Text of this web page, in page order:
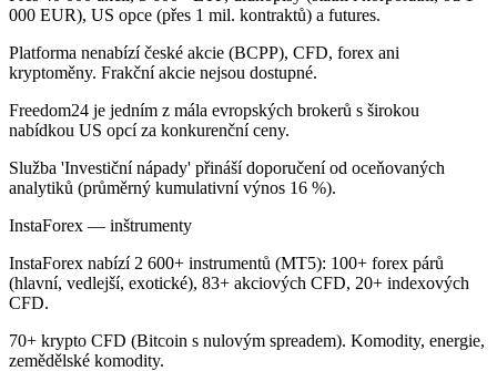
000 EUR), US opce (přes 1 mil. kontraktů) a futures.
Platforma nenabízí české akcie (BCPP), CFD, forex ani
kryptoměny. Frakční akcie nejsou dostupné.
Freedom24 je jedním z mála evropských brokerů s širokou
nabídkou US opcí za konkurenční ceny.
Služba 'Investiční nápady' přináší doporučení od oceňovaných
analytiků (průměrný kumulativní výnos 16 %).
InstaForex — inštrumenty
InstaForex nabízí 2 600+ instrumentů (MT5): 100+ forex párů
(hlavní, vedlejší, exotické), 83+ akciových CFD, 20+ indexových
CFD.
70+ krypto CFD (Bitcoin s nulovým spreadem). Komodity, energie,
zemědělské komodity.